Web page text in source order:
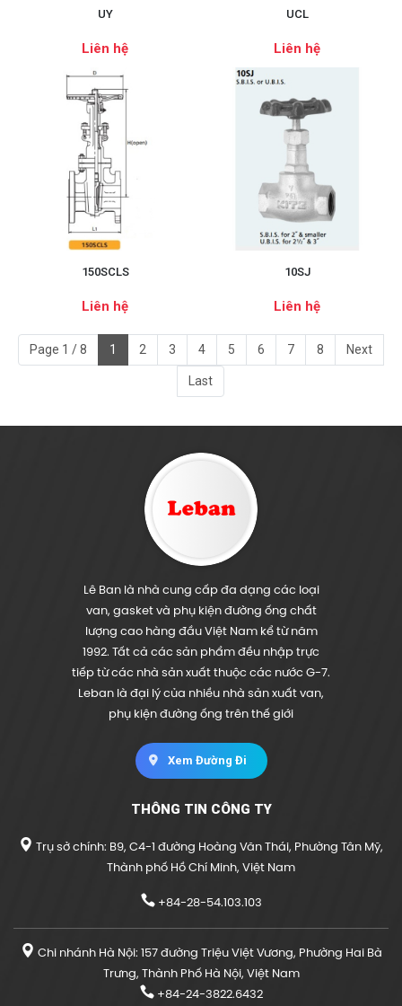
UY
Liên hệ
UCL
Liên hệ
150SCLS
Liên hệ
10SJ
Liên hệ
Page 1 / 8 1 2 3 4 5 6 7 8 Next
Last
Lê Ban là nhà cung cấp đa dạng các loại
van, gasket và phụ kiện đường ống chất
lượng cao hàng đầu Việt Nam kể từ năm
1992. Tất cả các sản phẩm đều nhập trực
tiếp từ các nhà sản xuất thuộc các nước G-7.
Leban là đại lý của nhiều nhà sản xuất van,
phụ kiện đường ống trên thế giới
Xem Đường Đi
THÔNG TIN CÔNG TY
Trụ sở chính: B9, C4-1 đường Hoàng Văn Thái, Phường Tân Mỹ,
Thành phố Hồ Chí Minh, Việt Nam
+84-28-54.103.103
Chi nhánh Hà Nội: 157 đường Triệu Việt Vương, Phường Hai Bà
Trưng, Thành Phố Hà Nội, Việt Nam
+84-24-3822.6432